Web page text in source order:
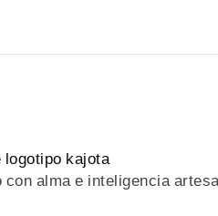
alma e inteligencia